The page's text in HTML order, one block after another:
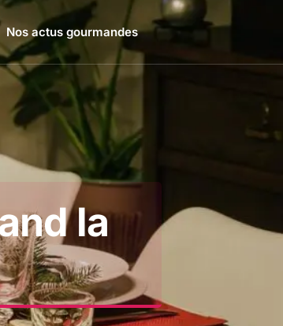
Nos actus gourmandes
la